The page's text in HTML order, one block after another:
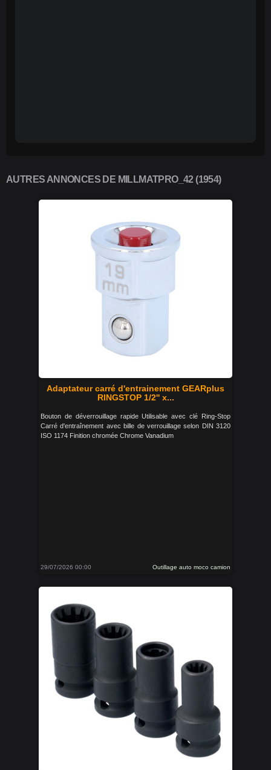
AUTRES ANNONCES DE MILLMATPRO_42 (1954)
Adaptateur carré d'entrainement GEARplus
RINGSTOP 1/2'' x...
Bouton de déverrouillage rapide Utilisable avec clé Ring-Stop
Carré d'entraînement avec bille de verrouillage selon DIN 3120
ISO 1174 Finition chromée Chrome Vanadium
29/07/2026 00:00 Outillage auto moco camion